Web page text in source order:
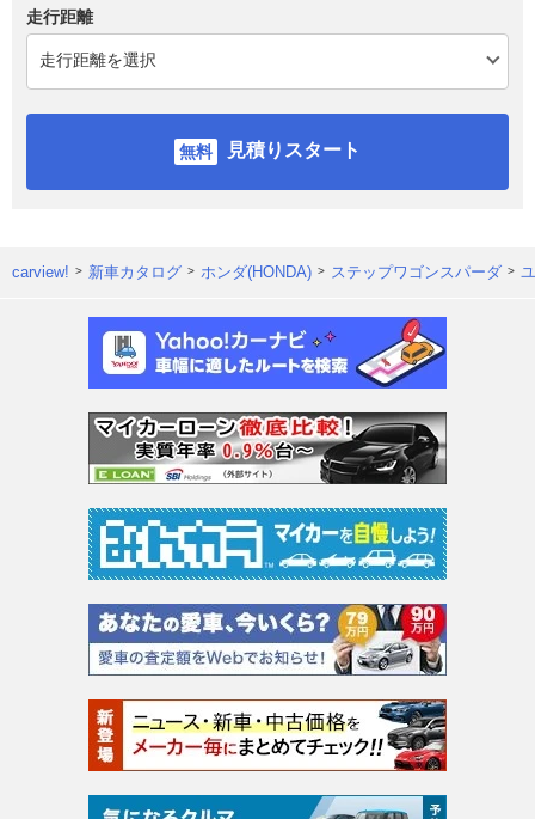
走行距離
見積りスタート
carview! 新車カタログ ホンダ(HONDA) ステップワゴンスパーダ